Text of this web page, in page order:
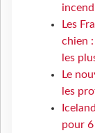
Les
chien
les
Le
les
pour